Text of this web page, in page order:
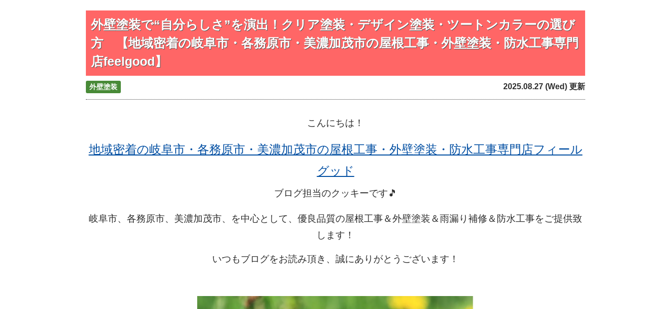
外壁塗装で“自分らしさ”を演出！クリア塗装・デザイン塗装・ツートンカラーの選び
方 【地域密着の岐阜市・各務原市・美濃加茂市の屋根工事・外壁塗装・防水工事専門
店feelgood】
外壁塗装 2025.08.27 (Wed) 更新
こんにちは！
地域密着の岐阜市・各務原市・美濃加茂市の屋根工事・外壁塗装・防水工事専門店フィール
グッド
ブログ担当のクッキーです🎵
岐阜市、各務原市、美濃加茂市、を中心として、優良品質の屋根工事＆外壁塗装＆雨漏り補修＆防水工事をご提供致
します！
いつもブログをお読み頂き、誠にありがとうございます！